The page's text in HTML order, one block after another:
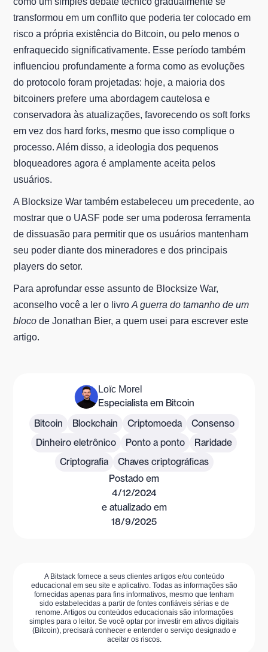
transformou em um conflito que poderia ter colocado em
risco a própria existência do Bitcoin, ou pelo menos o
enfraquecido significativamente. Esse período também
influenciou profundamente a forma como as evoluções
do protocolo foram projetadas: hoje, a maioria dos
bitcoiners prefere uma abordagem cautelosa e
conservadora às atualizações, favorecendo os soft forks
em vez dos hard forks, mesmo que isso complique o
processo. Além disso, a ideologia dos pequenos
bloqueadores agora é amplamente aceita pelos
usuários.
A Blocksize War também estabeleceu um precedente, ao
mostrar que o UASF pode ser uma poderosa ferramenta
de dissuasão para permitir que os usuários mantenham
seu poder diante dos mineradores e dos principais
players do setor.
Para aprofundar esse assunto de Blocksize War,
aconselho você a ler o livroA guerra do tamanho de um
bloco de Jonathan Bier, a quem usei para escrever este
artigo.
Loïc Morel
Especialista em Bitcoin
Bitcoin
Blockchain Criptomoeda
Consenso
Dinheiro eletrônico
Ponto a ponto
Raridade
Criptografia
Chaves criptográficas
Postado em
4/12/2024
e atualizado em
18/9/2025
A Bitstack fornece a seus clientes artigos e/ou conteúdo
educacional em seu site e aplicativo. Todas as informações são
fornecidas apenas para fins informativos, mesmo que tenham
sido estabelecidas a partir de fontes confiáveis sérias e de
renome. Artigos ou conteúdos educacionais são informações
simples para o leitor. Se você optar por investir em ativos digitais
(Bitcoin), precisará conhecer e entender o serviço designado e
aceitar os riscos.